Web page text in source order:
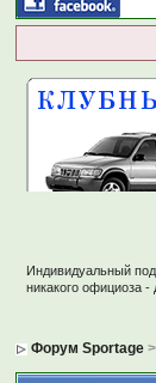
Индивидуальный
никакого официоза
Форум Sportage